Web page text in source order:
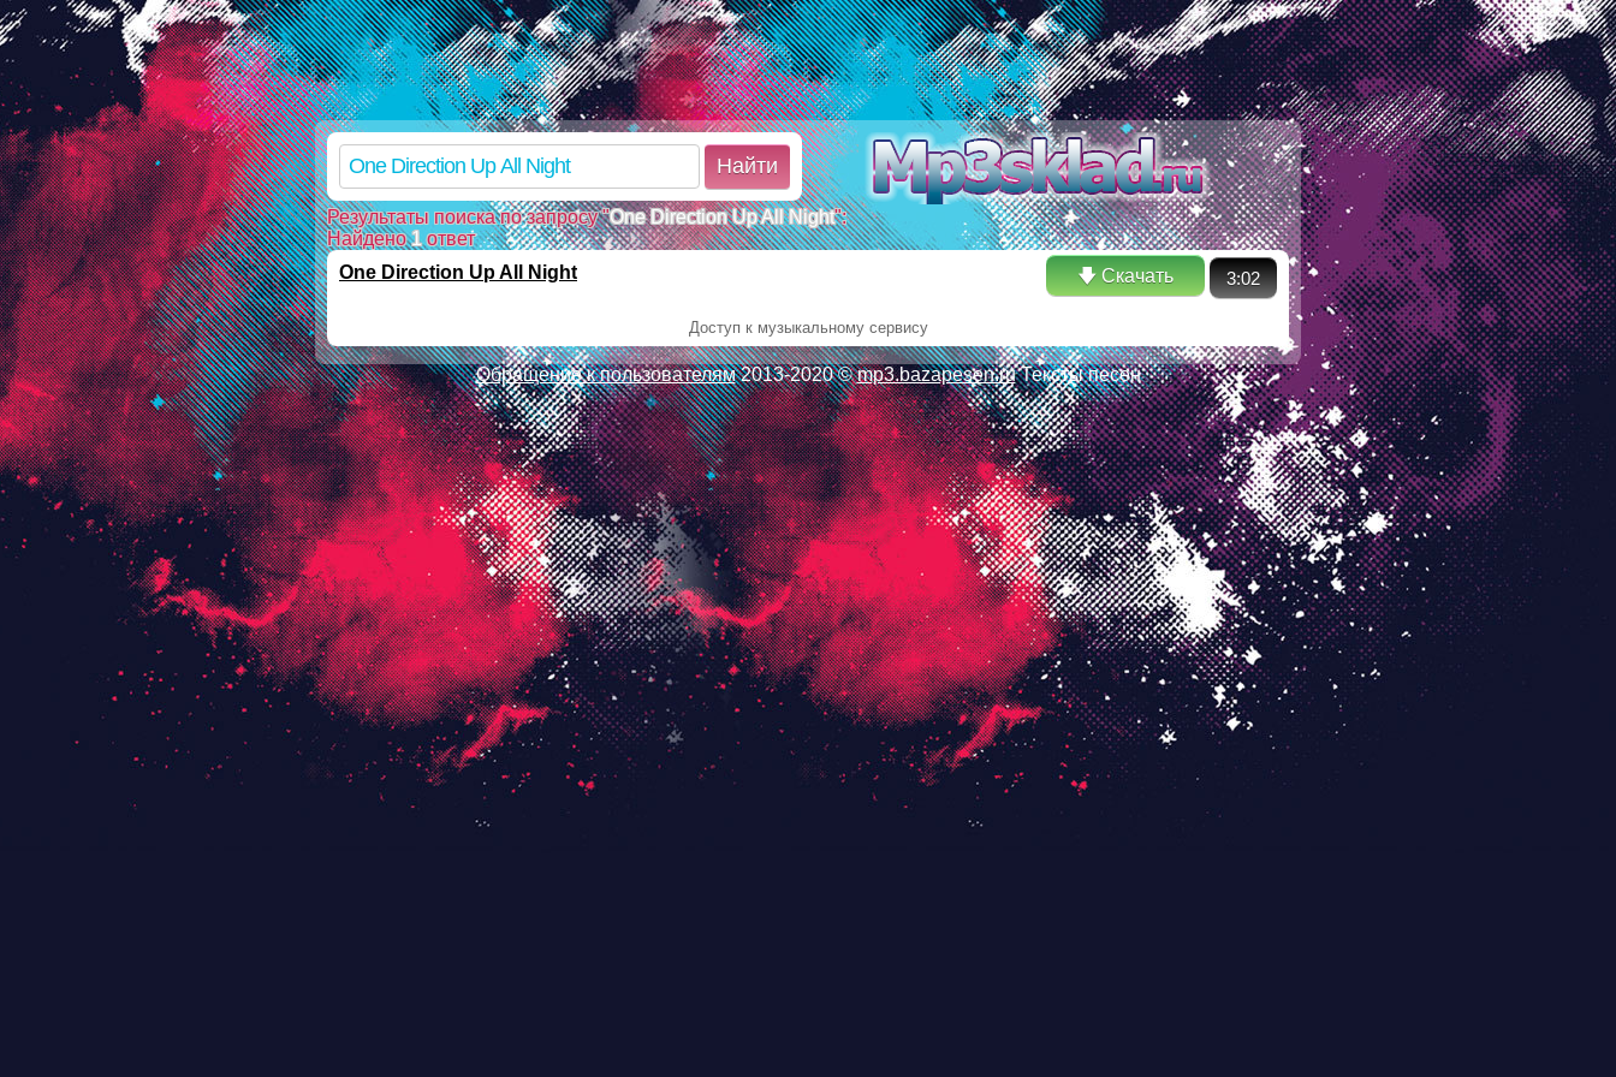
Warning: mkdir(): No such file or directory in /ssd/www/mp3sklad.ru/poisk.php on line 110 Warning: mkdir(): No such file or directory in /ssd/www/mp3sklad.ru/poisk.php on line 110 Warning:
mkdir(): No such file or directory in /ssd/www/mp3sklad.ru/poisk.php on line 110 Warning:
file_put_contents(/ssd/www/mp3sklad.ru/cache/d/0/9/d09c3eb6ce70198e40ff493263174f70_1_poisk.tmp): failed to open stream: No such file or directory in /ssd/www/mp3sklad.ru/poisk.php
on line 112 Warning: chmod(): No such file or directory in /ssd/www/mp3sklad.ru/poisk.php on line 113
Найти
Результаты поиска по запросу "One Direction Up All Night":
Найдено1ответ
One Direction Up All Night
🡇 Скачать 3:02
Доступ к музыкальному сервису
Обращение к пользователям2013-2020 ©mp3.bazapesen.ruТексты песен